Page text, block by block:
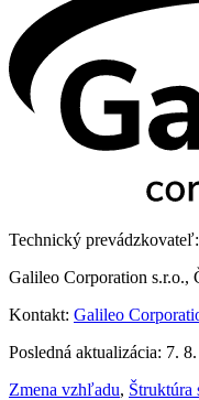
Technický prevádzkovateľ:
Galileo Corporation s.r.o.,
Kontakt: Galileo
Posledná aktualizácia: 7.
Zmena vzhľadu, Štruktúra